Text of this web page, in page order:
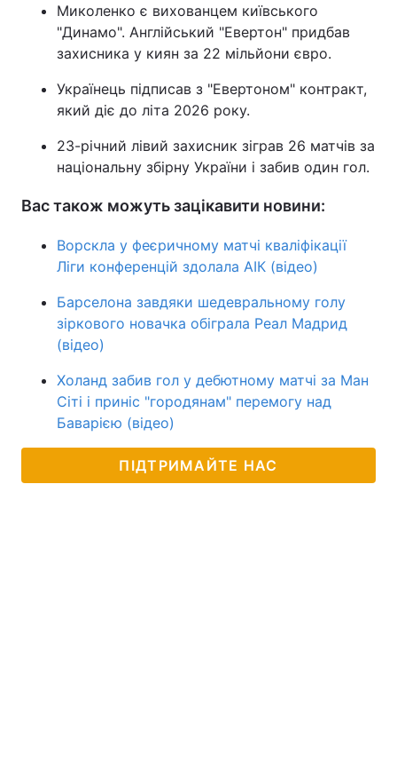
Миколенко є вихованцем київського
"Динамо". Англійський "Евертон" придбав
захисника у киян за 22 мільйони євро.
Українець підписав з "Евертоном" контракт,
який діє до літа 2026 року.
23-річний лівий захисник зіграв 26 матчів за
національну збірну України і забив один гол.
Вас також можуть зацікавити новини:
Ворскла у феєричному матчі кваліфікації
Ліги конференцій здолала АІК (відео)
Барселона завдяки шедевральному голу
зіркового новачка обіграла Реал Мадрид
(відео)
Холанд забив гол у дебютному матчі за Ман
Сіті і приніс "городянам" перемогу над
Баварією (відео)
ПІДТРИМАЙТЕ НАС